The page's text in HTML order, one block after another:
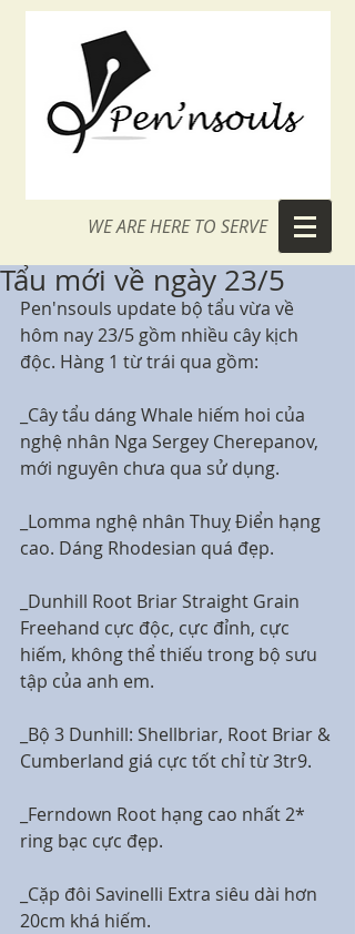
WE ARE HERE TO SERVE
Tẩu mới về ngày 23/5
Pen'nsouls update bộ tẩu vừa về
hôm nay 23/5 gồm nhiều cây kịch
độc. Hàng 1 từ trái qua gồm:
_Cây tẩu dáng Whale hiếm hoi của
nghệ nhân Nga Sergey Cherepanov,
mới nguyên chưa qua sử dụng.
_Lomma nghệ nhân Thuỵ Điển hạng
cao. Dáng Rhodesian quá đẹp.
_Dunhill Root Briar Straight Grain
Freehand cực độc, cực đỉnh, cực
hiếm, không thể thiếu trong bộ sưu
tập của anh em.
_Bộ 3 Dunhill: Shellbriar, Root Briar &
Cumberland giá cực tốt chỉ từ 3tr9.
_Ferndown Root hạng cao nhất 2*
ring bạc cực đẹp.
_Cặp đôi Savinelli Extra siêu dài hơn
20cm khá hiếm.